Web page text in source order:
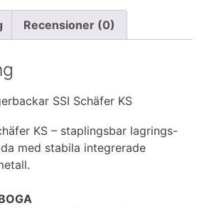
Recensioner (0)
SSI Schäfer KS
KS – staplingsbar lagrings-
med stabila integrerade